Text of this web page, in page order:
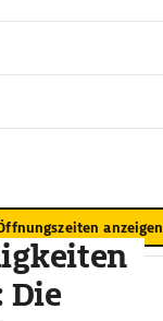
anzeigen
Die